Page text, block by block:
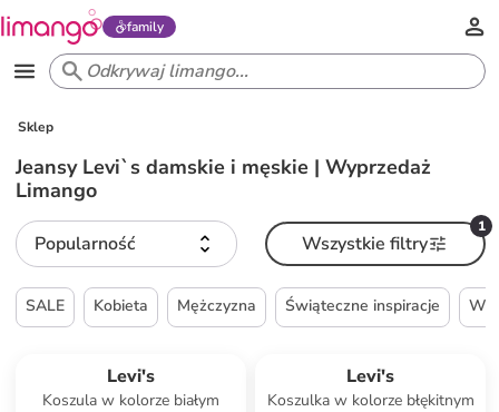
family
Sklep
Jeansy Levi`s damskie i męskie | Wyprzedaż
Limango
Popularność
1
Wszystkie filtry
SALE Kobieta Mężczyzna Świąteczne inspiracje
Levi's
Koszula w kolorze białym
Levi's
Koszulka w kolorze błękitnym